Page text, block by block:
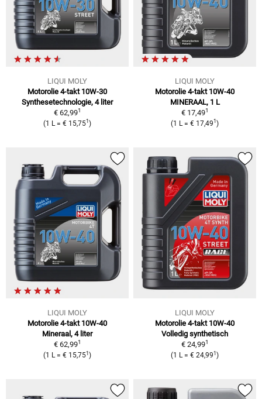
LIQUI MOLY
Motorolie 4-takt 10W-30
Synthesetechnologie, 4 liter
€ 62,991
(1 L = € 15,751 )
LIQUI MOLY
Motorolie 4-takt 10W-40
MINERAAL, 1 L
€ 17,491
(1 L = € 17,491 )
LIQUI MOLY
Motorolie 4-takt 10W-40
Mineraal, 4 liter
€ 62,991
(1 L= € 15,751 )
LIQUI MOLY
Motorolie 4-takt 10W-40
Volledig synthetisch
€ 24,991
(1 L= € 24,991 )